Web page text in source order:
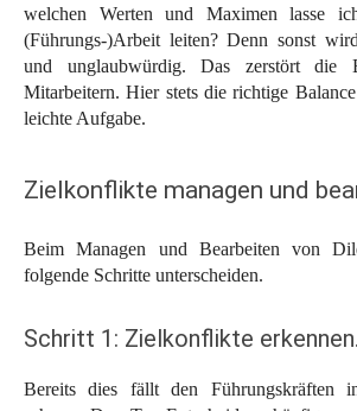
welchen Werten und Maximen lasse
(Führungs-)Arbeit leiten? Denn sonst
und unglaubwürdig. Das zerstört die
Mitarbeitern. Hier stets die richtige
leichte Aufgabe.
Zielkonflikte managen und
Beim Managen und Bearbeiten von
folgende Schritte unterscheiden.
Schritt 1: Zielkonflikte erkennen.
Bereits dies fällt den Führungskräften